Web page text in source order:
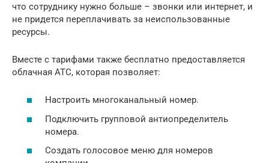
что сотруднику нужно больше – звонки или интернет, и
не придется переплачивать за неиспользованные
ресурсы.
Вместе с тарифами также бесплатно предоставляется
облачная АТС, которая позволяет:
Настроить многоканальный номер.
Подключить групповой антиопределитель
номера.
Создать голосовое меню для номеров